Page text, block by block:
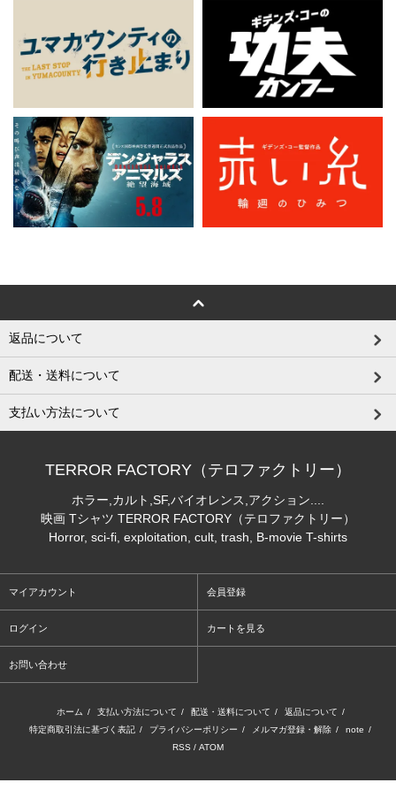
返品について
配送・送料について
支払い方法について
TERROR FACTORY（テロファクトリー）
ホラー,カルト,SF,バイオレンス,アクション....
映画 Tシャツ TERROR FACTORY（テロファクトリー）
Horror, sci-fi, exploitation, cult, trash, B-movie T-shirts
マイアカウント 会員登録
ログイン カートを見る
お問い合わせ
ホーム / 支払い方法について / 配送・送料について / 返品について /
特定商取引法に基づく表記 / プライバシーポリシー / メルマガ登録・解除 / note /
RSS / ATOM